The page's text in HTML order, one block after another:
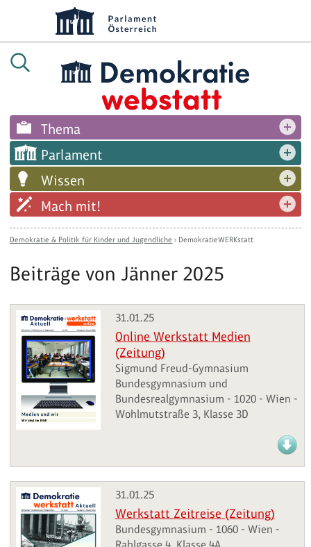
Thema
Parlament
Wissen
Mach mit!
Demokratie & Politik für Kinder und Jugendliche › DemokratieWERKstatt
Beiträge von Jänner 2025
31.01.25
Online Werkstatt Medien
(Zeitung)
Sigmund Freud-Gymnasium
Bundesgymnasium und
Bundesrealgymnasium - 1020 - Wien -
Wohlmutstraße 3, Klasse 3D
31.01.25
Werkstatt Zeitreise (Zeitung)
Bundesgymnasium - 1060 - Wien -